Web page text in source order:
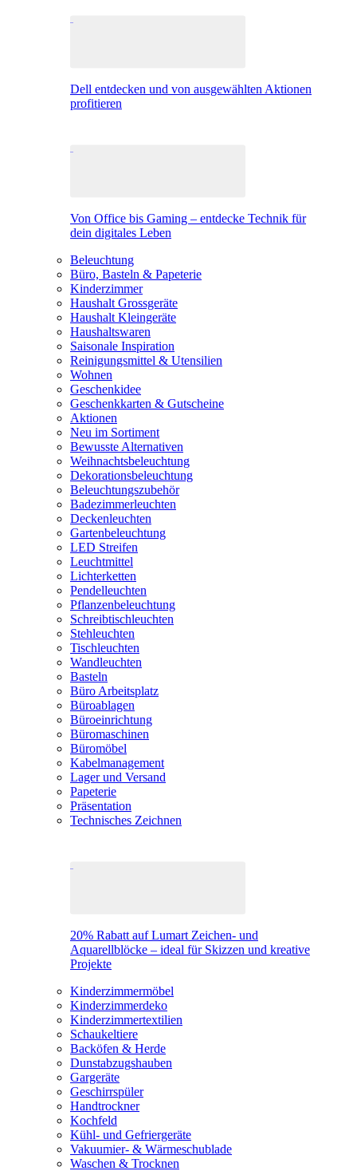
Dell entdecken und von ausgewählten Aktionen
profitieren
Von Office bis Gaming – entdecke Technik für
dein digitales Leben
Beleuchtung
Büro, Basteln & Papeterie
Kinderzimmer
Haushalt Grossgeräte
Haushalt Kleingeräte
Haushaltswaren
Saisonale Inspiration
Reinigungsmittel & Utensilien
Wohnen
Geschenkidee
Geschenkkarten & Gutscheine
Aktionen
Neu im Sortiment
Bewusste Alternativen
Weihnachtsbeleuchtung
Dekorationsbeleuchtung
Beleuchtungszubehör
Badezimmerleuchten
Deckenleuchten
Gartenbeleuchtung
LED Streifen
Leuchtmittel
Lichterketten
Pendelleuchten
Pflanzenbeleuchtung
Schreibtischleuchten
Stehleuchten
Tischleuchten
Wandleuchten
Basteln
Büro Arbeitsplatz
Büroablagen
Büroeinrichtung
Büromaschinen
Büromöbel
Kabelmanagement
Lager und Versand
Papeterie
Präsentation
Technisches Zeichnen
20% Rabatt auf Lumart Zeichen- und
Aquarellblöcke – ideal für Skizzen und kreative
Projekte
Kinderzimmermöbel
Kinderzimmerdeko
Kinderzimmertextilien
Schaukeltiere
Backöfen & Herde
Dunstabzugshauben
Gargeräte
Geschirrspüler
Handtrockner
Kochfeld
Kühl- und Gefriergeräte
Vakuumier- & Wärmeschublade
Waschen & Trocknen